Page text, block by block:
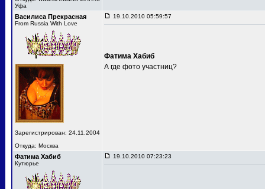
Уфа
Василиса Прекрасная
From Russia With Love
Зарегистрирован: 24.11.2004
Откуда: Москва
19.10.2010 05:59:57
Фатима Хабиб
А где фото участниц?
Фатима Хабиб
Кутюрье
19.10.2010 07:23:23